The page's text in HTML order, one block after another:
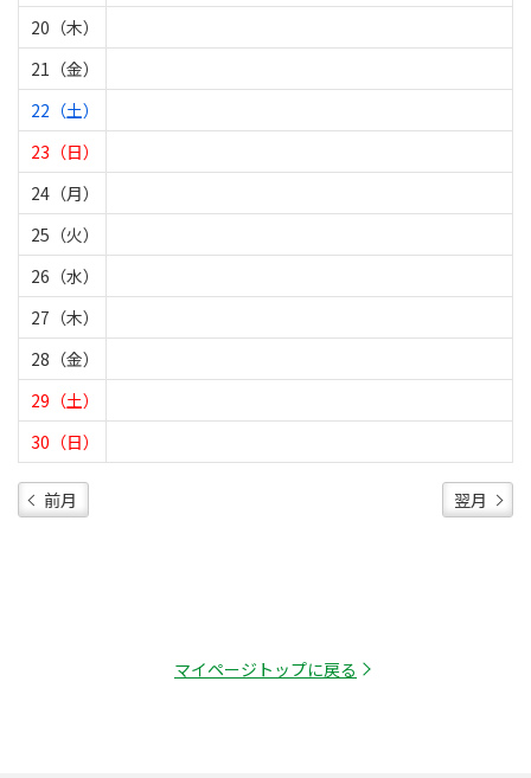
20（木）
21（金）
22（土）
23（日）
24（月）
25（火）
26（水）
27（木）
28（金）
29（土）
30（日）
前月 翌月
マイページトップに戻る